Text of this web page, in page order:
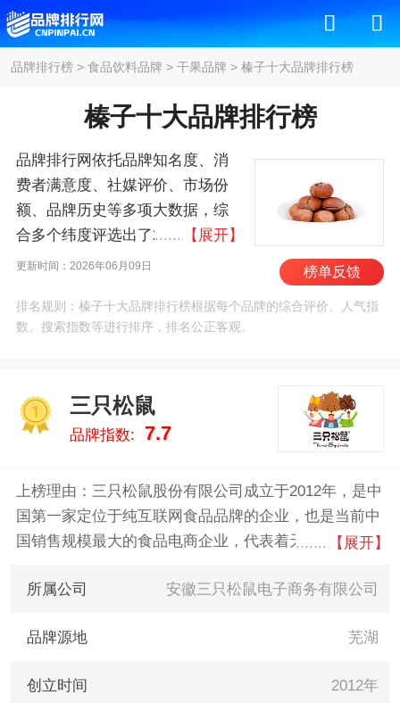
品牌排行榜> 食品饮料品牌 > 干果品牌 > 榛子十大品牌排行榜
榛子十大品牌排行榜
品牌排行网依托品牌知名度、消
费者满意度、社媒评价、市场份
额、品牌历史等多项大数据，综
合多个纬度评选出了2026年榛子
十大品牌排行榜，其中前十名
品铺子/BESTORE、沃
隆/Wolong、百草味、洽洽、姚生
的数据告诉您榛子什么牌子好，
供您参考。
【展开】
更新时间：2026年06月09日 榜单反馈
排名规则：榛子十大品牌排行榜根据每个品牌的综合评价、人气指
数、搜索指数等进行排序，排名公正客观。
三只松鼠
品牌指数: 7.7
上榜理由：三只松鼠股份有限公司成立于2012年，是中
国第一家定位于纯互联网食品品牌的企业，也是当前中
国销售规模最大的食品电商企业，代表着天然，新鲜以
程最新鲜，极致优服务。其主营业务覆盖了坚果、肉
【展开】
所属公司 安徽三只松鼠电子商务有限公司
品牌源地 芜湖
创立时间 2012年